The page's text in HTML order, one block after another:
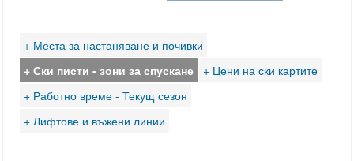
+ Места за настаняване и почивки
+ Ски писти - зони за спускане
+ Цени на ски картите
+ Работно време - Текущ сезон
+ Лифтове и въжени линии